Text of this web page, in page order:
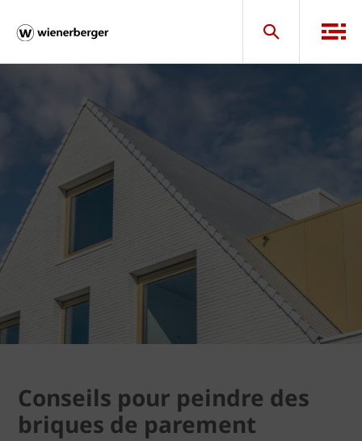
Conseils pour peindre des
briques de parement